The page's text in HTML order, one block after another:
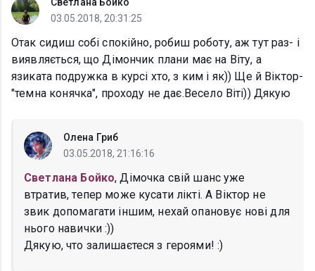
03.05.2018, 20:31:25
Отак сидиш собі спокійно, робиш роботу, аж тут раз- і
виявляється, що Дімончик плани має на Віту, а
язиката подружка в курсі хто, з ким і як)) Ще й Віктор-
"темна конячка", проходу не дає.Весело Віті)) Дякую
Олена Гриб
03.05.2018, 21:16:16
Светлана Бойко, Дімочка свій шанс уже
втратив, тепер може кусати лікті. А Віктор не
звик допомагати іншим, нехай опановує нові для
нього навички :))
Дякую, что залишаєтеся з героями! :)